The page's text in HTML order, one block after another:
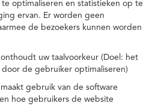
optimaliseren en statistieken op te
ervan. Er worden geen
de bezoekers kunnen worden
uw taalvoorkeur (Doel: het
de gebruiker optimaliseren)
gebruik van de software
hoe gebruikers de website